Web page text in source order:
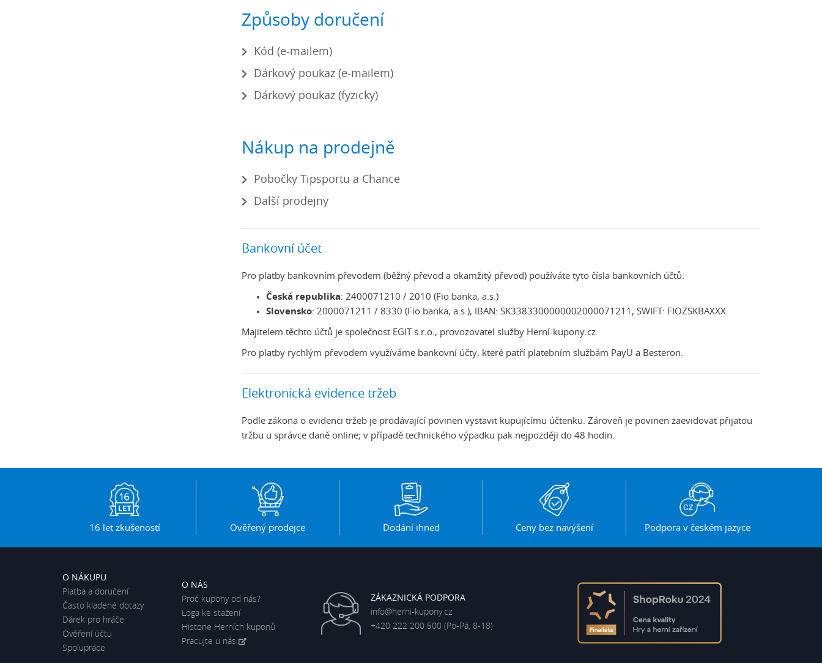
Způsoby doručení
Kód (e-mailem)
Dárkový poukaz (e-mailem)
Dárkový poukaz (fyzicky)
Nákup na prodejně
Pobočky Tipsportu a Chance
Další prodejny
Bankovní účet
Pro platby bankovním převodem (běžný převod a okamžitý převod) používáte tyto čísla bankovních účtů:
Česká republika: 2400071210 / 2010 (Fio banka, a.s.)
Slovensko: 2000071211 / 8330 (Fio banka, a.s.), IBAN: SK3383300000002000071211, SWIFT: FIOZSKBAXXX
Majitelem těchto účtů je společnost EGIT s.r.o., provozovatel služby Herní-kupony.cz.
Pro platby rychlým převodem využíváme bankovní účty, které patří platebním službám PayU a Besteron.
Elektronická evidence tržeb
Podle zákona o evidenci tržeb je prodávající povinen vystavit kupujícímu účtenku. Zároveň je povinen zaevidovat přijatou
tržbu u správce daně online; v případě technického výpadku pak nejpozději do 48 hodin.
16 let zkušeností Ověřený prodejce Dodání ihned Ceny bez navýšení Podpora v českém jazyce
O NÁKUPU
Platba a doručení
Často kladené dotazy
Dárek pro hráče
Ověření účtu
Spolupráce
O NÁS
Proč kupony od nás?
Loga ke stažení
Historie Herních kuponů
Pracujte u nás
ZÁKAZNICKÁ PODPORA
info@herni-kupony.cz
+420 222 200 500 (Po-Pá, 8-18)